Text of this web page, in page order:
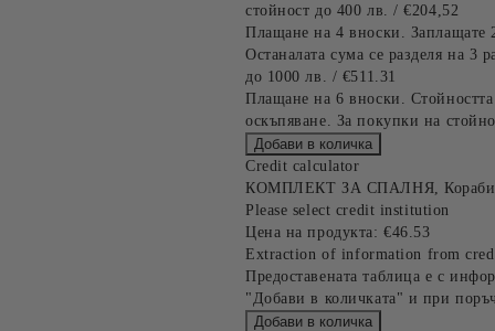
стойност до 400 лв. / €204,52
Плащане на 4 вноски. Заплащате
Останалата сума се разделя на 3
до 1000 лв. / €511.31
Плащане на 6 вноски.
оскъпяване. За покупки на
Credit calculator
КОМПЛЕКТ ЗА СПАЛНЯ, Кораби –
Please select credit institution
Цена на продукта: €46.53
Extraction of information from
Предоставената таблица е с
"Добави в количката" и при